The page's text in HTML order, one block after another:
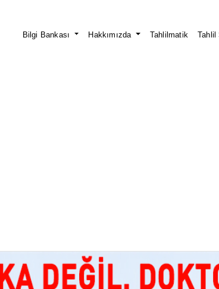
Bilgi Bankası Hakkımızda Tahlilmatik Tahlil